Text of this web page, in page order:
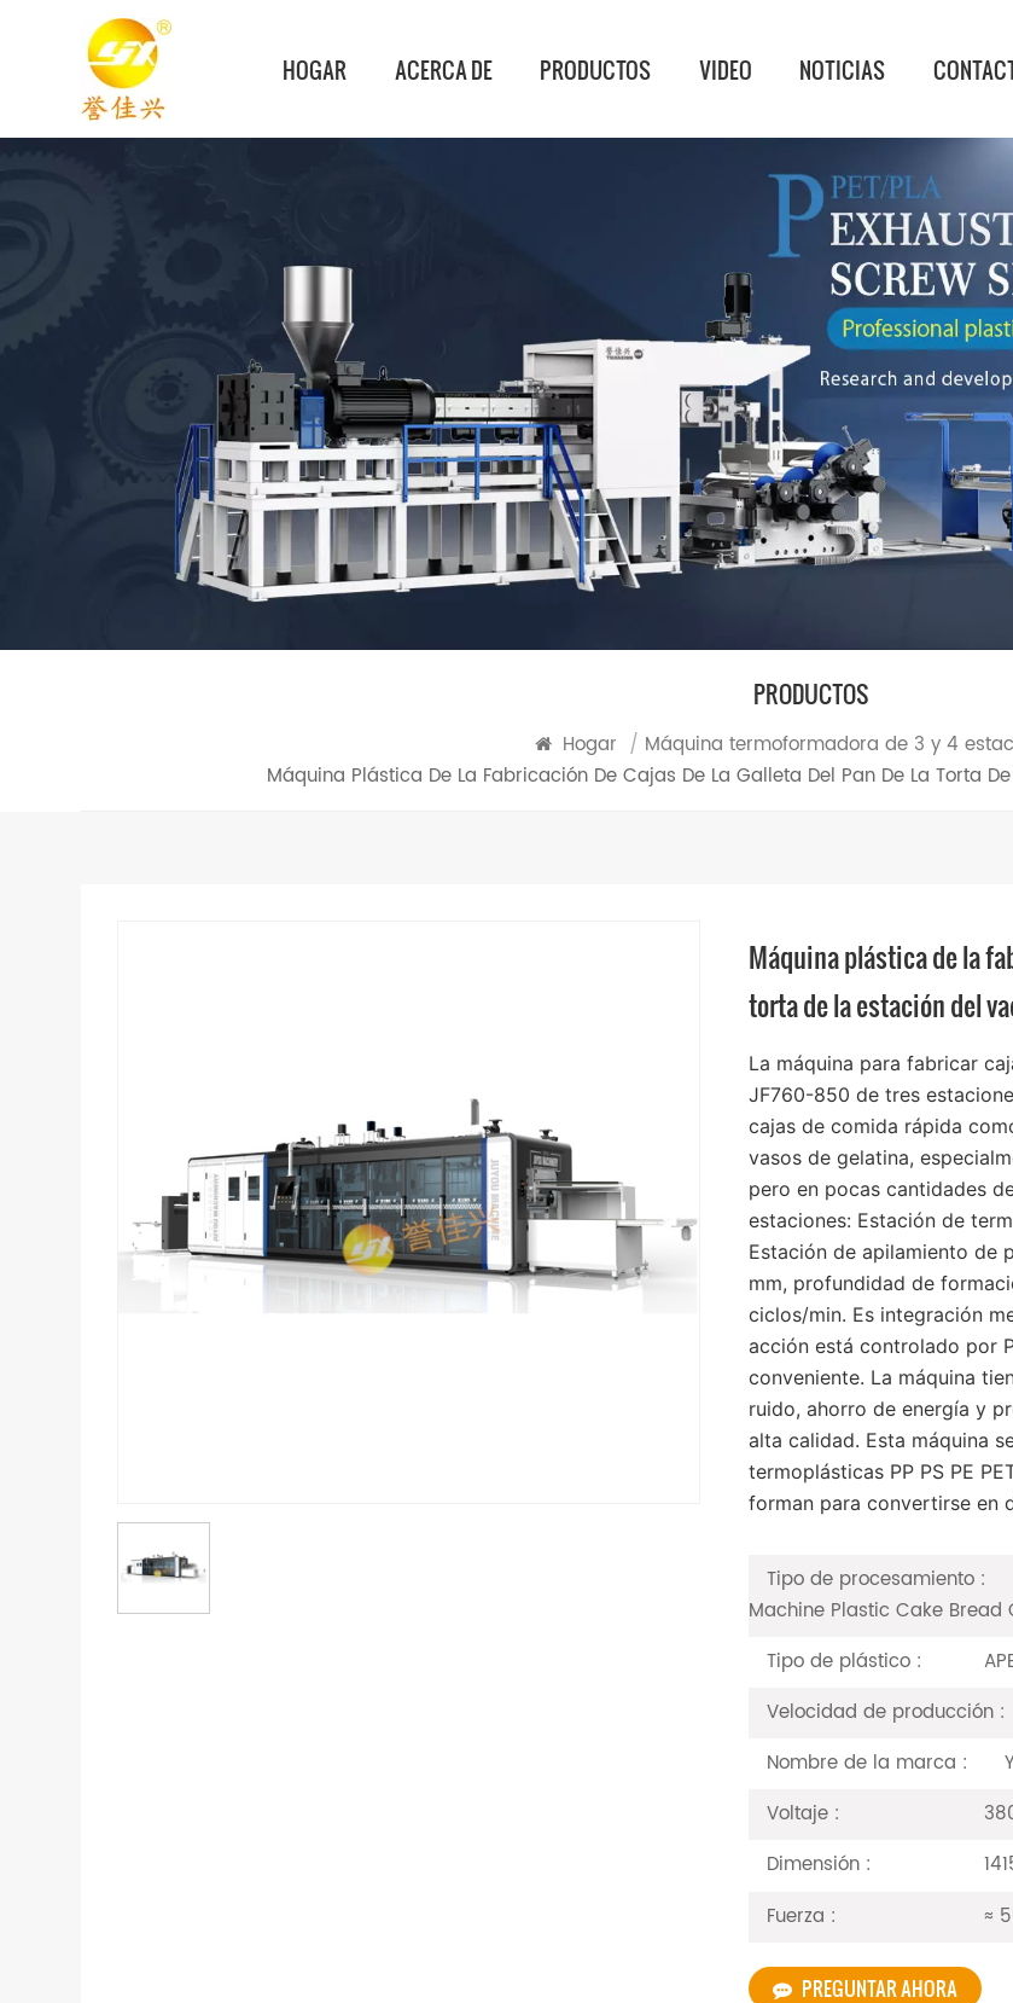
HOGAR ACERCA DE PRODUCTOS VIDEO NOTICIAS
PRODUCTOS
Hogar / Máquina termoformadora de 3 y 4
Máquina Plástica De La Fabricación De Cajas De La Galleta Del Pan De La Torta
Máquina plástica de la
torta de la estación del
La máquina para fabricar
JF760-850 de tres
cajas de comida rápida
vasos de gelatina,
pero en pocas cantidades
estaciones: Estación de
Estación de apilamiento de
mm, profundidad de
ciclos/min. Es integración
acción está controlado por
conveniente. La máquina
ruido, ahorro de energía y
alta calidad. Esta máquina
termoplásticas PP PS PE
forman para convertirse en
Tipo de procesamiento :
Machine Plastic Cake Bread
Tipo de plástico :
Velocidad de producción :
Nombre de la marca :
Voltaje :
Dimensión :
Fuerza :
≈
PREGUNTAR AHORA